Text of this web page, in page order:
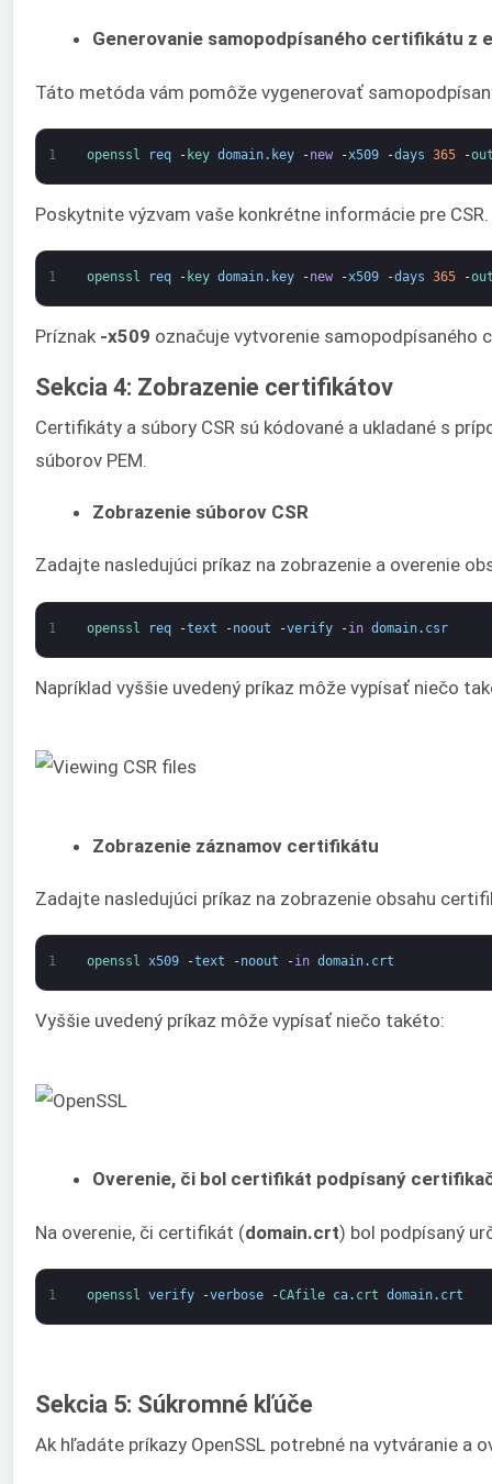
Generovanie samopodpísaného certifikátu z
Táto metóda vám pomôže vygenerovať
1 openssl req - key domain. key -new -x509 -days 365 -
Poskytnite výzvam vaše konkrétne informácie pre
1 openssl req - key domain. key -new -x509 -days 365 -
Príznak -x509 označuje vytvorenie
Sekcia 4: Zobrazenie certifikátov
Certifikáty a súbory CSR sú kódované a ukladané s
súborov PEM.
Zobrazenie súborov CSR
Zadajte nasledujúci príkaz na zobrazenie a overenie
1 openssl req -text -noout -verify -in domain. csr
Napríklad vyššie uvedený príkaz môže vypísať niečo
Zobrazenie záznamov certifikátu
Zadajte nasledujúci príkaz na zobrazenie obsahu
1 openssl x509 -text -noout -in domain. crt
Vyššie uvedený príkaz môže vypísať niečo takéto:
Overenie, či bol certifikát podpísaný
Na overenie, či certifikát (domain.crt) bol podpísaný
1 openssl verify -verbose -CAfile ca. crt domain. crt
Sekcia 5: Súkromné kľúče
Ak hľadáte príkazy OpenSSL potrebné na vytváranie a